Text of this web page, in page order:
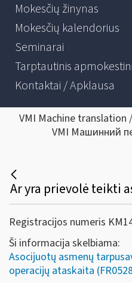
Mokesčių žinynas
Mokesčių kalendorius
Seminarai
Tarptautinis
Kontaktai / Apklausa
VMI Machine
VMI Машинний
Registracijos numeris
Ši informacija skelbiama:
Asocijuotų asmenų
operacijų ataskaita